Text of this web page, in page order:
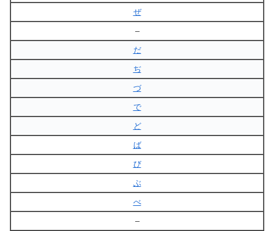
ぜ
–
だ
ぢ
づ
で
ど
ば
び
ぶ
べ
–